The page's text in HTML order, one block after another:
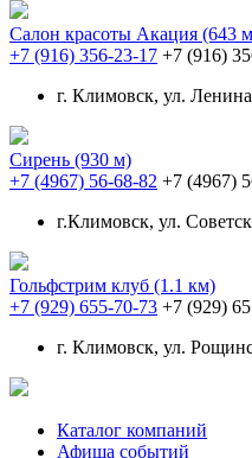
Салон красоты Акация (643
+7 (916) 356-23-17 +7 (916)
г. Климовск, ул.
Сирень (930 м)
+7 (4967) 56-68-82 +7 (4967)
г.Климовск, ул.
Гольфстрим клуб (1.1 км)
+7 (929) 655-70-73 +7 (929)
г. Климовск, ул.
Каталог компаний
Афиша событий